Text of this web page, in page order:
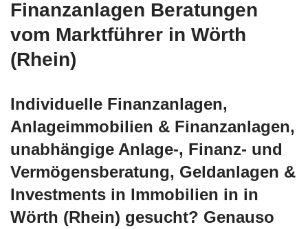
Finanzanlagen Beratungen
vom Marktführer in Wörth
(Rhein)
Individuelle Finanzanlagen,
Anlageimmobilien & Finanzanlagen,
unabhängige Anlage-, Finanz- und
Vermögensberatung, Geldanlagen &
Investments in Immobilien in in
Wörth (Rhein) gesucht? Genauso